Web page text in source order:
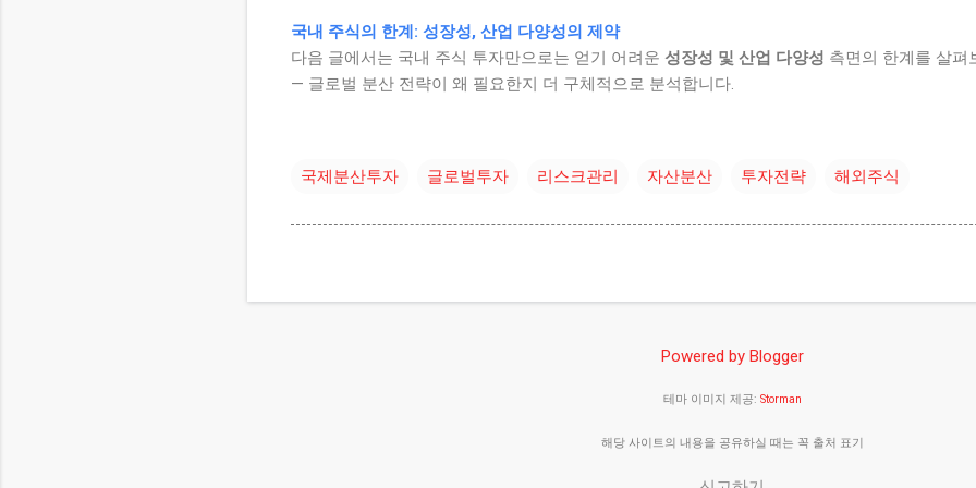
국내 주식의 한계: 성장성, 산업 다양성의 제약
다음 글에서는 국내 주식 투자만으로는 얻기 어려운 성장성 및 산업 다양성 측면의 한계를 살펴
— 글로벌 분산 전략이 왜 필요한지 더 구체적으로 분석합니다.
국제분산투자 글로벌투자 리스크관리 자산분산 투자전략 해외주식
Powered by Blogger
테마 이미지 제공: Storman
해당 사이트의 내용을 공유하실 때는 꼭 출처 표기